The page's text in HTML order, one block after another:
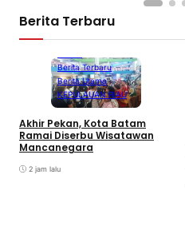
Berita Terbaru
Berita Terbaru
Berita Utama
KEPULAUAN RIAU
Akhir Pekan, Kota Batam
Ramai Diserbu Wisatawan
Mancanegara
2 jam lalu